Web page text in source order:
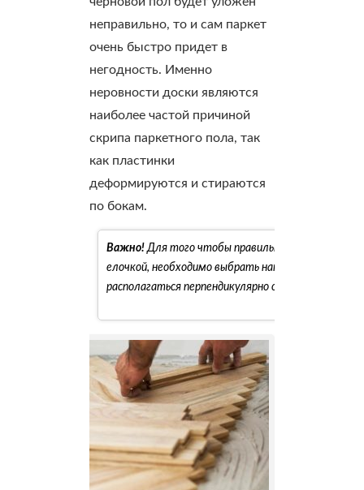
неправильно, то и сам паркет
очень быстро придет в
негодность. Именно
неровности доски являются
наиболее частой причиной
скрипа паркетного пола, так
как пластинки
деформируются и стираются
по бокам.
Важно! Для того чтобы правильно произвести
елочкой, необходимо выбрать направление,
располагаться перпендикулярно основному